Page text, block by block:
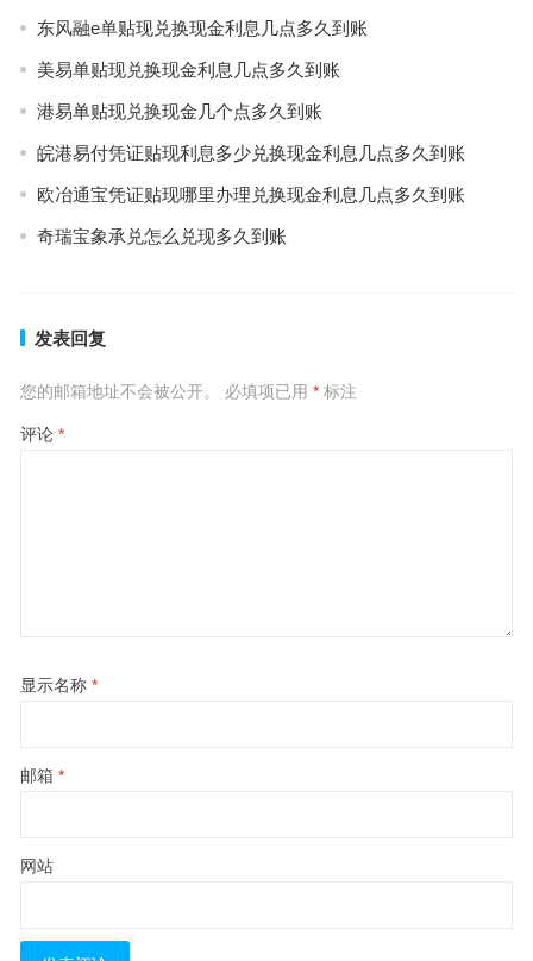
东风融e单贴现兑换现金利息几点多久到账
美易单贴现兑换现金利息几点多久到账
港易单贴现兑换现金几个点多久到账
皖港易付凭证贴现利息多少兑换现金利息几点多久到账
欧冶通宝凭证贴现哪里办理兑换现金利息几点多久到账
奇瑞宝象承兑怎么兑现多久到账
发表回复
您的邮箱地址不会被公开。 必填项已用 *标注
评论 *
显示名称 *
邮箱 *
网站